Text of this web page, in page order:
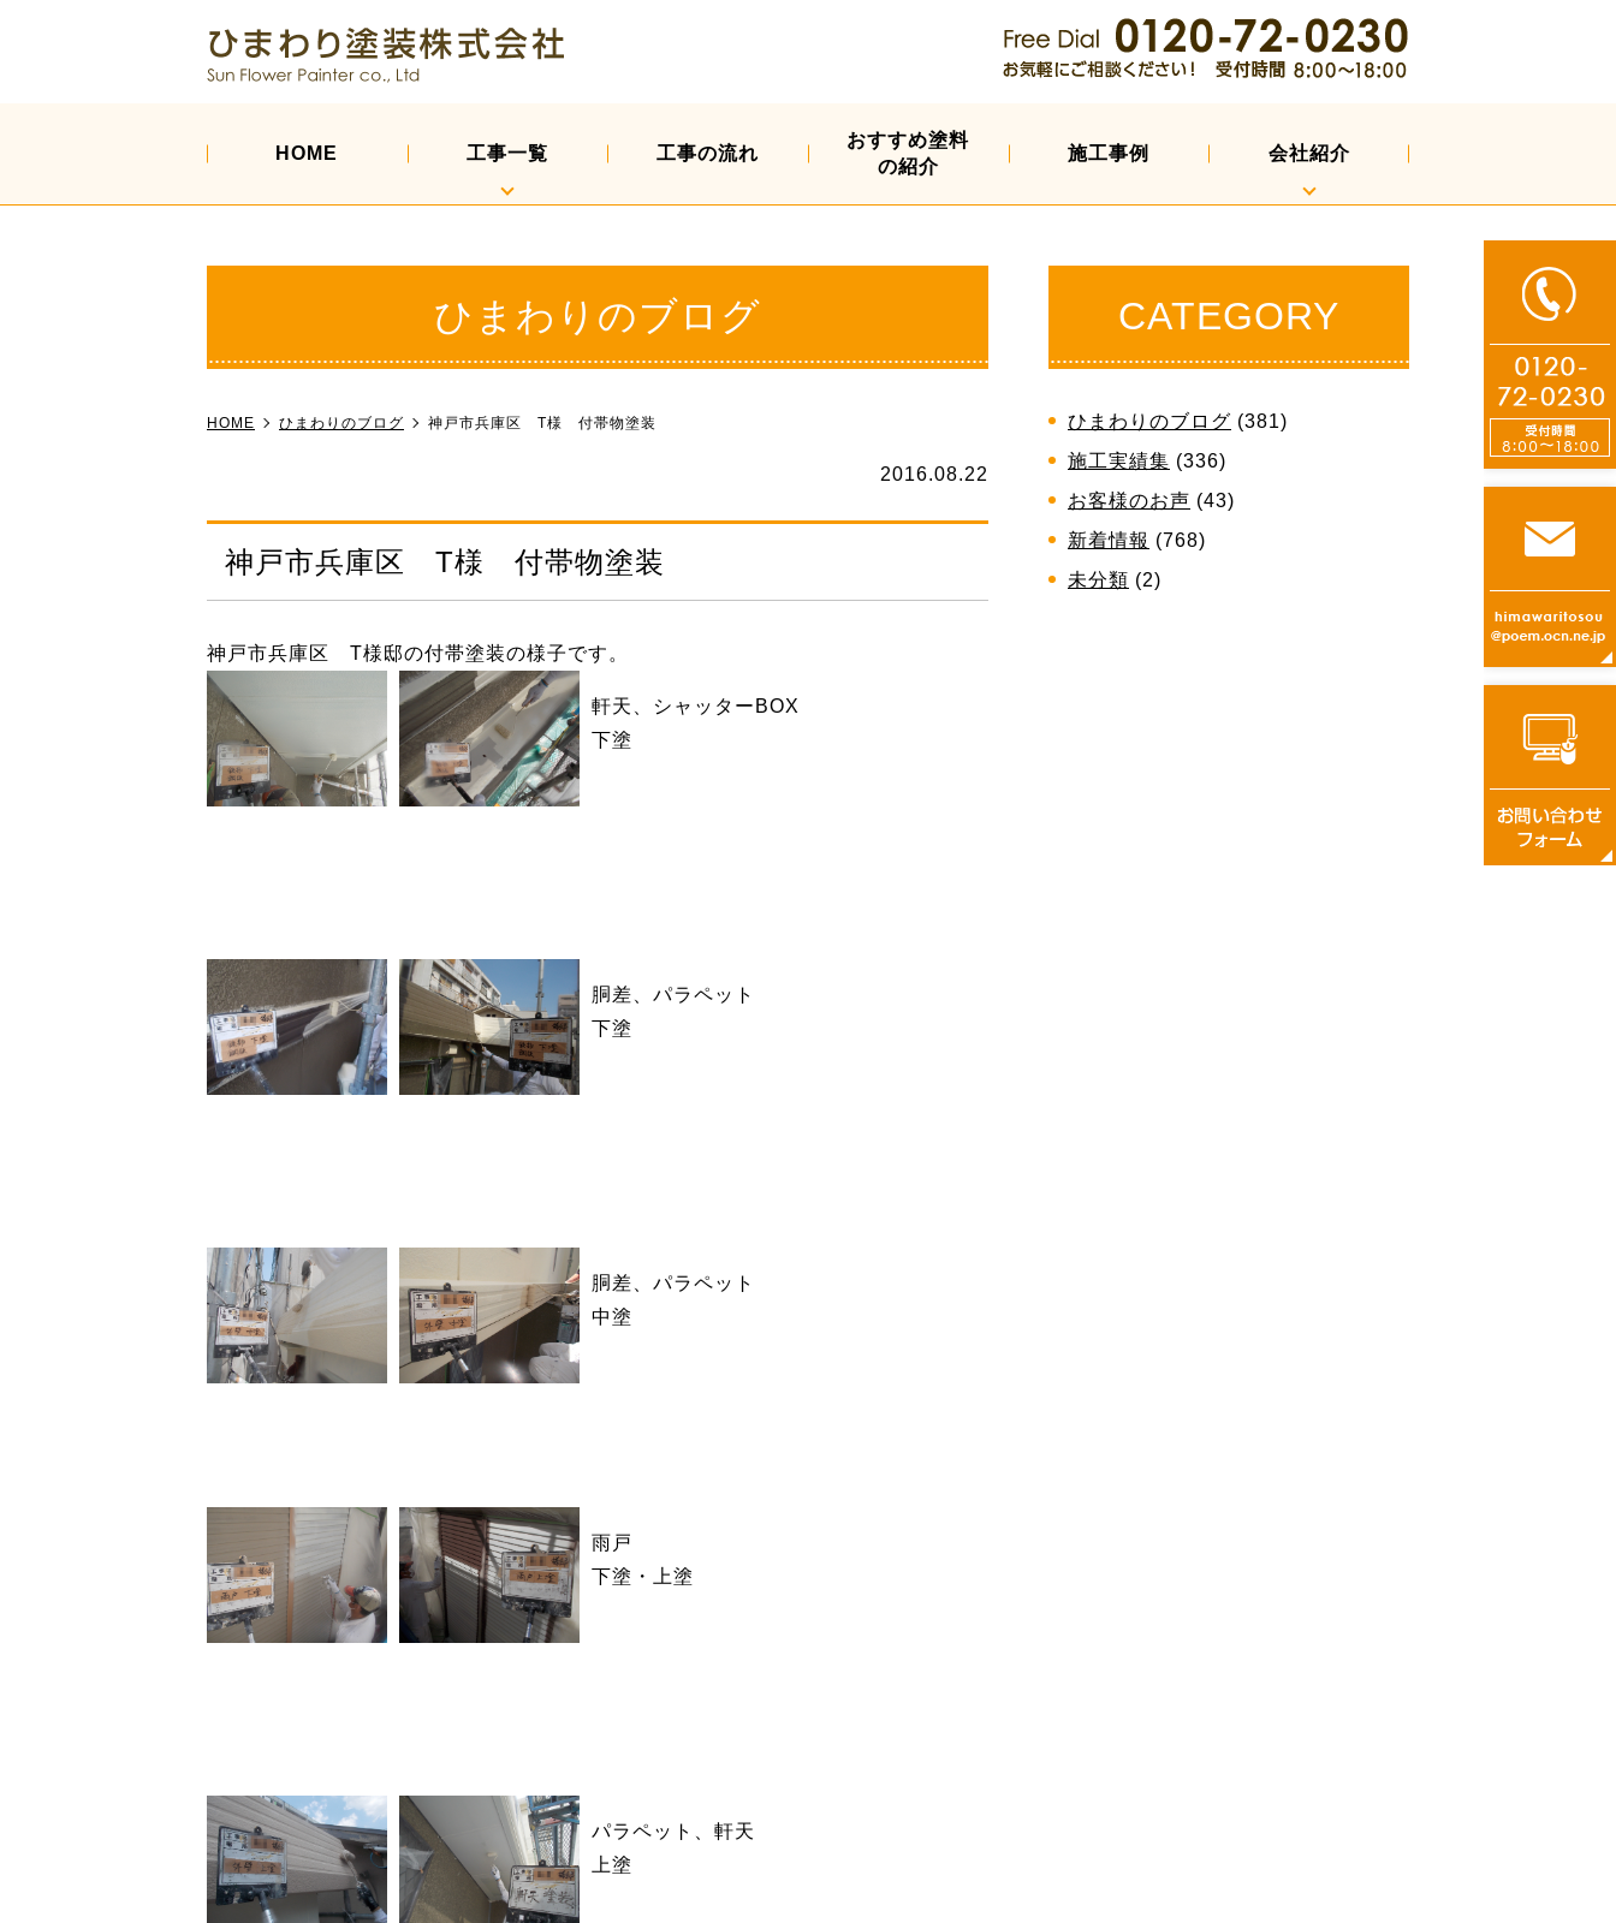
HOME 工事一覧 工事の流れ
おすすめ塗料
の紹介
施工事例 会社紹介
ひまわりのブログ
HOME ひまわりのブログ 神戸市兵庫区 T様 付帯物塗装
2016.08.22
神戸市兵庫区 T様 付帯物塗装
神戸市兵庫区 T様邸の付帯塗装の様子です。
軒天、シャッターBOX
下塗
胴差、パラペット
下塗
胴差、パラペット
中塗
雨戸
下塗・上塗
パラペット、軒天
上塗
CATEGORY
ひまわりのブログ (381)
施工実績集 (336)
お客様のお声 (43)
新着情報 (768)
未分類 (2)